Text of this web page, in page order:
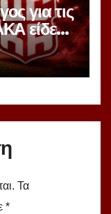
για τις
είδε
παρά
Τα
*